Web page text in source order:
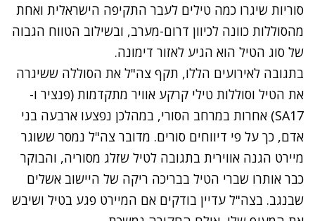
סוריות שיגרו כמה טילים לעבר התקיפה הישראלית ואחת
מהסוללות כוונה לכיוון דרום-מערב, ובשילוב הטווח הגבוה
של סוג הטיל הוא הגיע לאזור דימונה.
בתגובה לאירועים הללו, תקף צה"ל את הסוללה ששיגרה
את הטיל וסוללות טילי קרקע אוויר מתקדמות (פנציר ו-
SA17) אחרות במרחב הסורי, במהלכן נפצעו ארבעה בני
אדם, כך על פי דיווחים סורים. מדובר צה"ל נמסר ששוגר
מיירט הגנה אווירית בתגובה לטיל שזלג מסוריה, והבוקר
כבר אותרו שברי הטיל בבריכה ריקה של היישוב אשלים
שבנגב. בצה"ל עדיין בודקים אם המיירט פגע בטיל ושיבש